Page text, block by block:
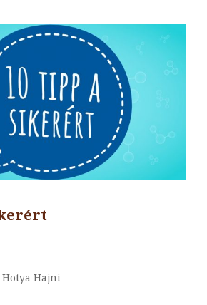
By
Hotya Hajni